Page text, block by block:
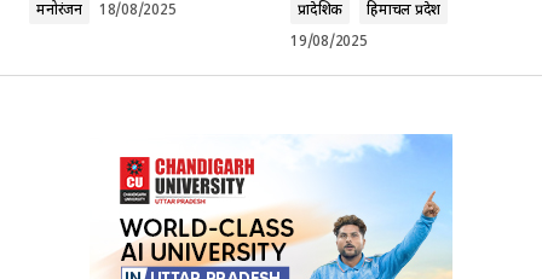
Comment*
Your Name*
Your E-mail*
मनोरंजन 18/08/2025 प्रादेशिक
हिमाचल प्रदेश
19/08/2025